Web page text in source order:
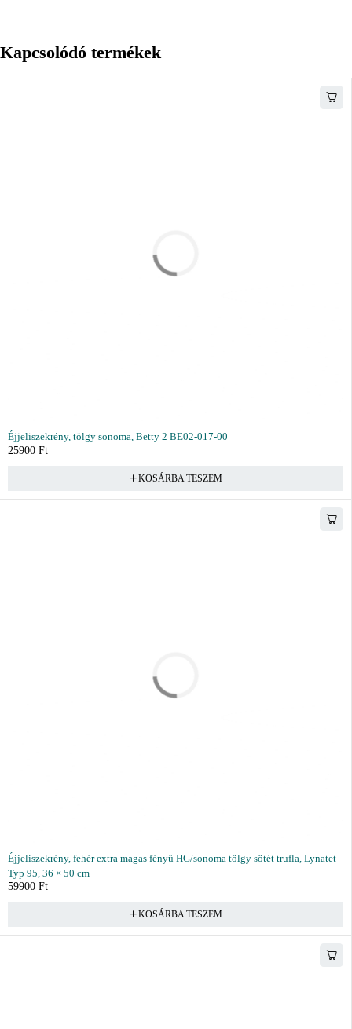
Kapcsolódó termékek
Éjjeliszekrény, tölgy sonoma, Betty 2 BE02-017-00
25900 Ft
KOSÁRBA TESZEM
Éjjeliszekrény, fehér extra magas fényű HG/sonoma tölgy sötét trufla, Lynatet
Typ 95, 36 × 50 cm
59900 Ft
KOSÁRBA TESZEM